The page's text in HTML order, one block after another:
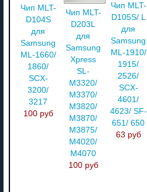
Чип MLT-
D104S
для
Samsung
ML-1660/
1860/
SCX-
3200/
3217
100 руб
Чип MLT-
D203L
для
Samsung
Xpress
SL-
M3320/
M3370/
M3820/
M3870/
M3875/
M4020/
M4070
100 руб
Чип MLT-
D105S/ L
для
Samsung
ML-1910/
1915/
2526/
SCX-
4601/
4623/ SF-
651/ 650
63 руб